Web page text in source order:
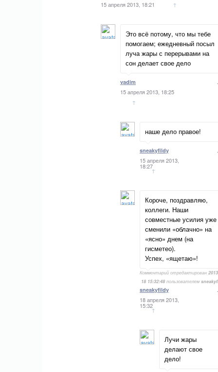
15 апреля 2013, 18:21 ↑
Это всё потому, что мы тебе
помогаем; ежедневный посыл
луча жары с перерывами на
сон делает свое дело
vadim
15 апреля 2013, 18:25
↑
наше дело правое!
sneakyfildy
15 апреля 2013,
18:27
↑
Короче, поздравляю,
коллеги. Наши
совместные усилия уже
сменили «облачно» на
«ясно» днем (на
гисметео).
Успех, «ящетаю»!
Комментарий отредактирован
18 15:32:48 пользователем
sneakyfildy
18 апреля 2013,
15:32
↑
Лучи жары
делают свое
дело!